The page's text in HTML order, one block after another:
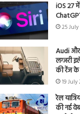
iOS 27
25
Audi और
लग्जरी
की रेंज
19
रेल
की नई